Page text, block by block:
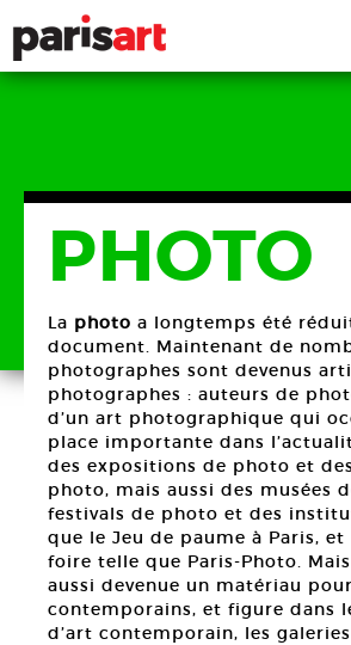
PHOTO
La photo a longtemps été
document. Maintenant de
photographes sont devenus
photographes : auteurs de
d’un art photographique qui
place importante dans
des expositions de photo et
photo, mais aussi des musées
festivals de photo et des
que le Jeu de paume à Paris, et
foire telle que Paris-Photo.
aussi devenue un matériau
contemporains, et figure dans
d’art contemporain, les